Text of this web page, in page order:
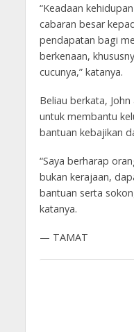
“Keadaan
cabaran besar
pendapatan bagi
berkenaan,
cucunya,” katanya.
Beliau berkata,
untuk membantu
bantuan kebajikan
“Saya berharap
bukan kerajaan,
bantuan serta
katanya.
— TAMAT